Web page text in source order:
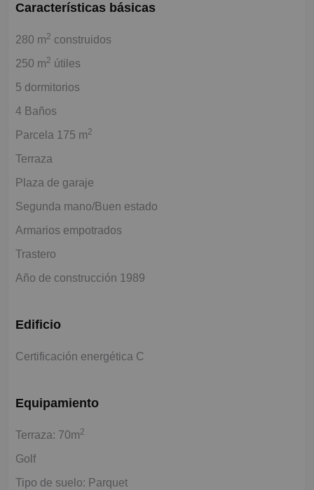
Características básicas
280 m2 construidos
250 m2 útiles
5 dormitorios
4 Baños
Parcela 175 m2
Terraza
Plaza de garaje
Segunda mano/Buen estado
Armarios empotrados
Trastero
Año de construcción 1989
Edificio
Certificación energética C
Equipamiento
Terraza: 70m2
Golf
Tipo de suelo: Parquet